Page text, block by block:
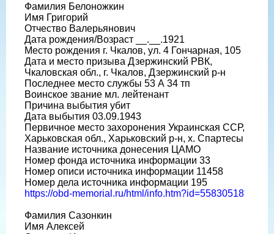
Фамилия Белоножкин
Имя Григорий
Отчество Валерьянович
Дата рождения/Возраст __.__.1921
Место рождения г. Чкалов, ул. 4 Гончарная, 105
Дата и место призыва Дзержинский РВК,
Чкаловская обл., г. Чкалов, Дзержинский р-н
Последнее место службы 53 А 34 тп
Воинское звание мл. лейтенант
Причина выбытия убит
Дата выбытия 03.09.1943
Первичное место захоронения Украинская ССР,
Харьковская обл., Харьковский р-н, х. Спартесы
Название источника донесения ЦАМО
Номер фонда источника информации 33
Номер описи источника информации 11458
Номер дела источника информации 195
https://obd-memorial.ru/html/info.htm?id=55830518
Фамилия Сазонкин
Имя Алексей